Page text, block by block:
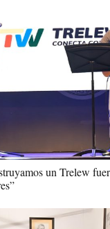
un Trelew